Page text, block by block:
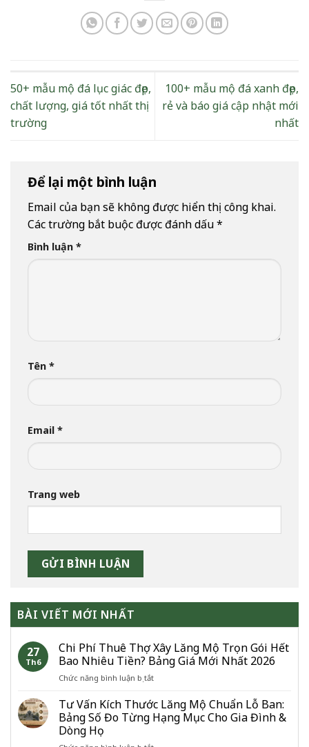
50+ mẫu mộ đá lục giác đẹp,
chất lượng, giá tốt nhất thị
trường
100+ mẫu mộ đá xanh đẹp,
rẻ và báo giá cập nhật mới
nhất
Để lại một bình luận
Email của bạn sẽ không được hiển thị công khai.
Các trường bắt buộc được đánh dấu*
Bình luận *
Tên *
Email *
Trang web
BÀI VIẾT MỚI NHẤT
27
Th6
Chi Phí Thuê Thợ Xây Lăng Mộ Trọn Gói Hết
Bao Nhiêu Tiền? Bảng Giá Mới Nhất 2026
Chức năng bình luận bị tắtở
Phí
Thuê
Thợ
Tư Vấn Kích Thước Lăng Mộ Chuẩn Lỗ Ban:
Bảng Số Đo Từng Hạng Mục Cho Gia Đình &
Dòng Họ